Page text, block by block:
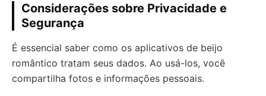
Considerações sobre Privacidade e
Segurança
É essencial saber como os aplicativos de beijo
romântico tratam seus dados. Ao usá-los, você
compartilha fotos e informações pessoais.